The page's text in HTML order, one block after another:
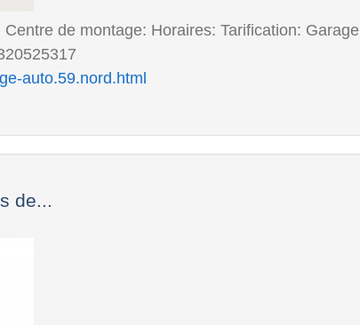
de montage: Horaires: Tarification: Garage
auto.59.nord.html
de...